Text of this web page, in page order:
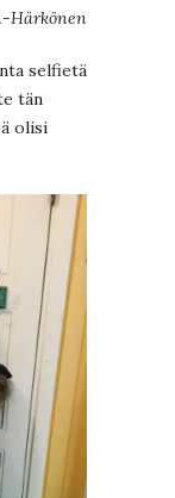
Härkönen
selfietä
tän
olisi